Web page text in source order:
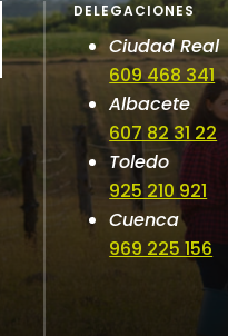
DELEGACIONES
Ciudad Real
609 468 341
Albacete
607 82 31 22
Toledo
925 210 921
Cuenca
969 225 156